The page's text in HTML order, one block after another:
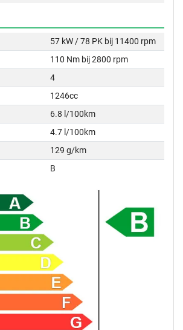
57 kW / 78 PK bij 11400 rpm
110 Nm bij 2800 rpm
4
1246cc
6.8 l/100km
4.7 l/100km
129 g/km
B